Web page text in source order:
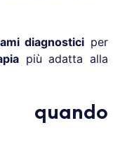
diagnostici per
più adatta alla
quando